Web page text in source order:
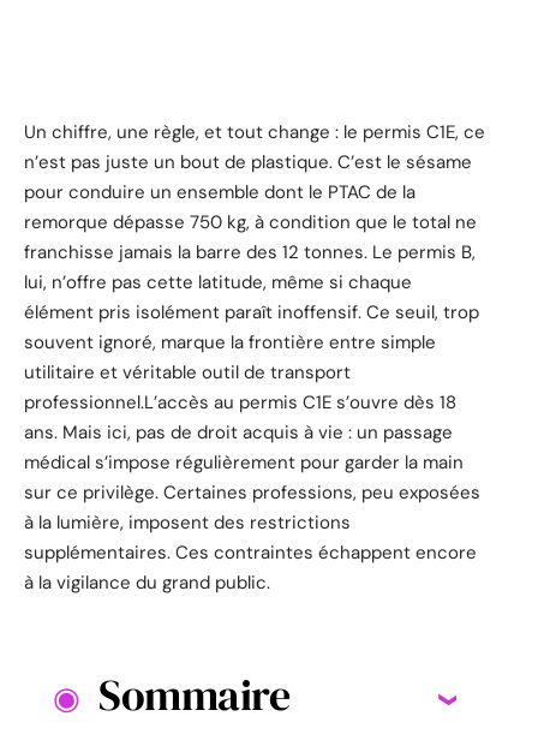
Un chiffre, une règle, et tout change : le permis C1E, ce
n’est pas juste un bout de plastique. C’est le sésame
pour conduire un ensemble dont le PTAC de la
remorque dépasse 750 kg, à condition que le total ne
franchisse jamais la barre des 12 tonnes. Le permis B,
lui, n’offre pas cette latitude, même si chaque
élément pris isolément paraît inoffensif. Ce seuil, trop
souvent ignoré, marque la frontière entre simple
utilitaire et véritable outil de transport
professionnel.L’accès au permis C1E s’ouvre dès 18
ans. Mais ici, pas de droit acquis à vie : un passage
médical s’impose régulièrement pour garder la main
sur ce privilège. Certaines professions, peu exposées
à la lumière, imposent des restrictions
supplémentaires. Ces contraintes échappent encore
à la vigilance du grand public.
Sommaire